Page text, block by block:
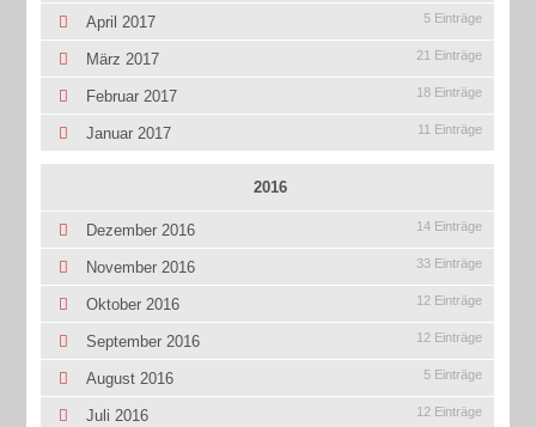
April 2017 5 Einträge
März 2017 21 Einträge
Februar 2017 18 Einträge
Januar 2017 11 Einträge
2016
Dezember 2016 14 Einträge
November 2016 33 Einträge
Oktober 2016 12 Einträge
September 2016 12 Einträge
August 2016 5 Einträge
Juli 2016 12 Einträge